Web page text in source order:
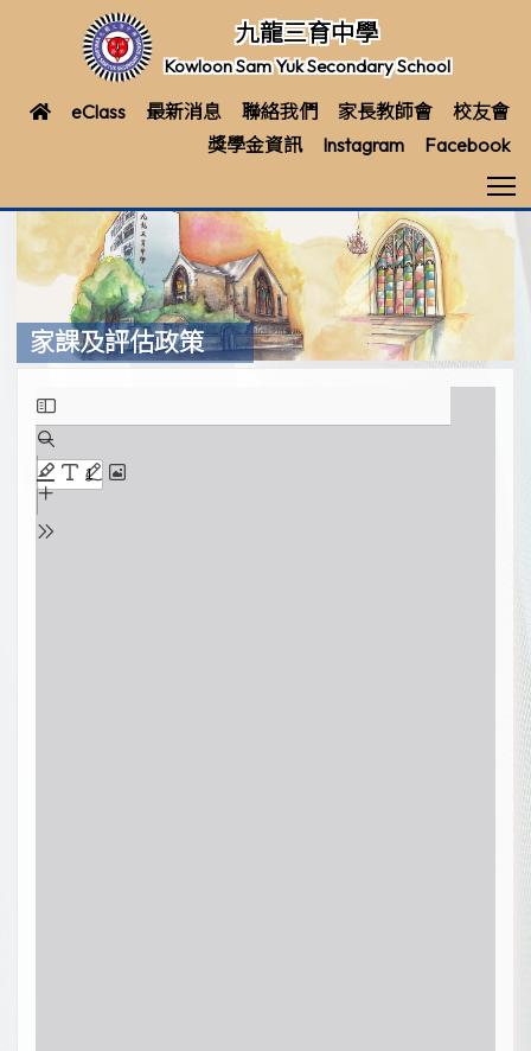
九龍三育中學
Kowloon Sam Yuk Secondary School
eClass 最新消息 聯絡我們 家長教師會
校友會
獎學金資訊
Instagram Facebook
家課及評估政策